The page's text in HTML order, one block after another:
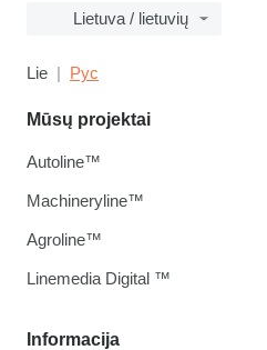
Lietuva / lietuvių
Lie Рус
Informacija
Mūsų projektai
Autoline™
Machineryline™
Agroline™
Linemedia Digital ™